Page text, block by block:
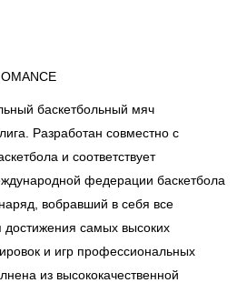
баскетбольный мяч
Разработан совместно с
и соответствует
федерации баскетбола
вобравший в себя все
достижения самых высоких
и игр профессиональных
из высококачественной